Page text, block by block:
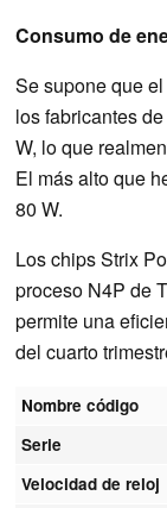
Consumo de
Se supone que
los fabricantes
W, lo que
El más alto que
80 W.
Los chips Strix
proceso N4P de
permite una
del cuarto
Nombre código
Serie
Velocidad de reloj